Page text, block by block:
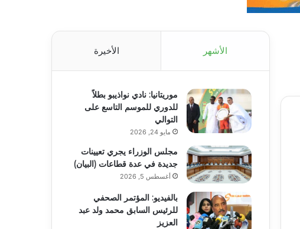
الأشهر الأخيرة
موريتانيا: نادي نواذيبو بطلاً
للدوري للموسم التاسع على
التوالي
مايو 24, 2026
مجلس الوزراء يجري تعيينات
جديدة في عدة قطاعات (البيان)
أغسطس 5, 2026
بالفيديو: المؤتمر الصحفي
للرئيس السابق محمد ولد عبد
العزيز